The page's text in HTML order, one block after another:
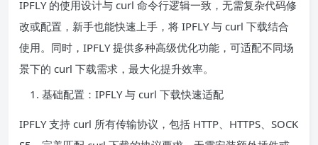
IPFLY 的使用设计与 curl 命令行逻辑一致，无需复杂代码修
改或配置，新手也能快速上手，将 IPFLY 与 curl 下载结合
使用。同时，IPFLY 提供多种高级优化功能，可适配不同场
景下的 curl 下载需求，最大化提升效率。
基础配置：IPFLY 与 curl 下载快速适配
IPFLY 支持 curl 所有传输协议，包括 HTTP、HTTPS、SOCK